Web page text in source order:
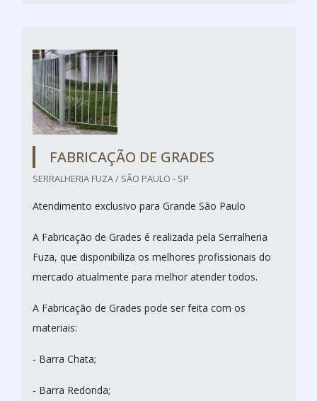
FABRICAÇÃO DE GRADES
SERRALHERIA FUZA / SÃO PAULO - SP
Atendimento exclusivo para Grande São Paulo
A Fabricação de Grades é realizada pela Serralheria
Fuza, que disponibiliza os melhores profissionais do
mercado atualmente para melhor atender todos.
A Fabricação de Grades pode ser feita com os
materiais:
- Barra Chata;
- Barra Redonda;